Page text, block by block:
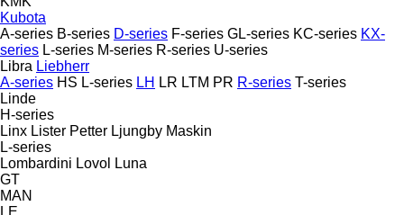
Kubota
A-series B-series D-series F-series GL-series KC-series KX-
series L-series M-series R-series U-series
Libra Liebherr
A-series HS L-series LH LR LTM PR R-series T-series
Linde
H-series
Linx Lister Petter Ljungby Maskin
L-series
Lombardini Lovol
Luna
GT
MAN
LE